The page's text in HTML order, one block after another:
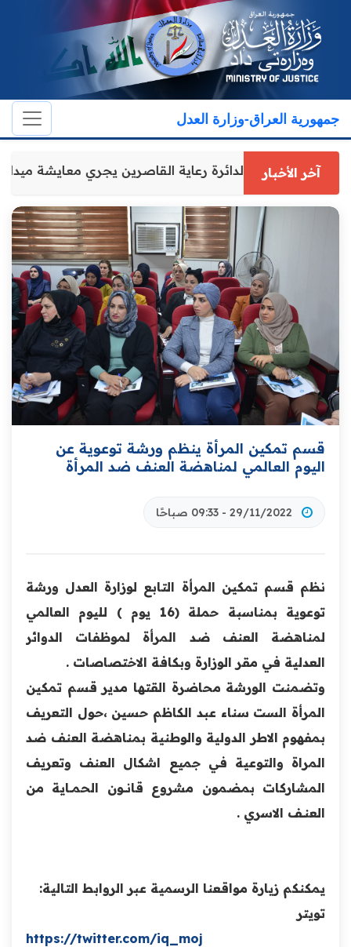
جمهورية العراق-وزارة العدل
آخر الأخبارالمدير العام لدائرة رعاية القاصرين يجري معايشة
قسم تمكين المرأة ينظم ورشة توعوية عن
اليوم العالمي ‏لمناهضة العنف ضد المرأة ‏
29/11/2022 - 09:33 صباحًا
نظم قسم تمكين المرأة التابع لوزارة العدل ورشة
توعوية ‏بمناسبة حملة (16 يوم ) لليوم العالمي
لمناهضة العنف ‏ضد المرأة لموظفات الدوائر
العدلية في مقر الوزارة ‏وبكافة الاختصاصات .‏
‏وتضمنت الورشة محاضرة القتها مدير قسم تمكين
المرأة ‏الست سناء عبد الكاظم حسين ،حول التعريف
بمفهوم ‏الاطر الدولية والوطنية بمناهضة العنف ضد
المراة ‏والتوعية في جميع اشكال العنف وتعريف
المشاركات ‏بمضمون مشروع قانـــون الحمـــاية من
العنــف الاسري . ‏
يمكنكم زيارة مواقعنا الرسمية عبر الروابط التالية:
تويتر
https://twitter.com/iq_moj